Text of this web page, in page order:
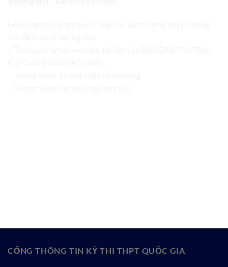
CỔNG THÔNG TIN KỲ THI THPT QUỐC GIA